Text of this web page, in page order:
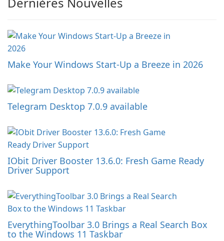
Make Your Windows Start-Up a Breeze in 2026
Telegram Desktop 7.0.9 available
IObit Driver Booster 13.6.0: Fresh Game Ready
Driver Support
EverythingToolbar 3.0 Brings a Real Search Box
to the Windows 11 Taskbar